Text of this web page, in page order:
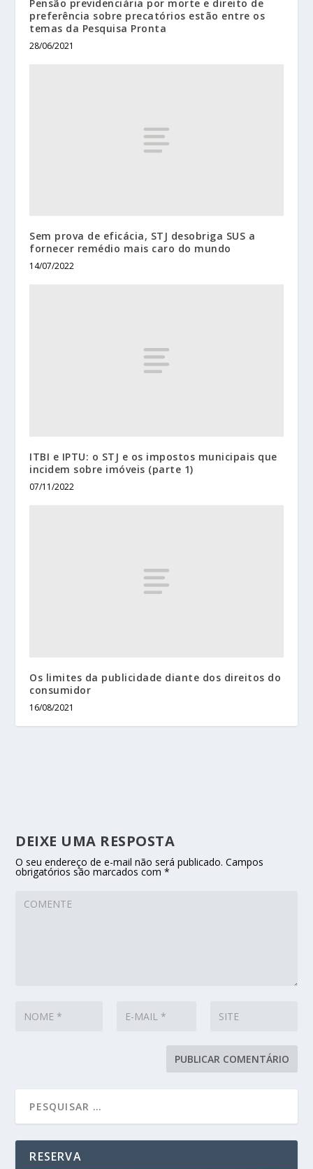
Pensão previdenciária por morte e direito de
preferência sobre precatórios estão entre os
temas da Pesquisa Pronta
28/06/2021
Sem prova de eficácia, STJ desobriga SUS a
fornecer remédio mais caro do mundo
14/07/2022
ITBI e IPTU: o STJ e os impostos municipais que
incidem sobre imóveis (parte 1)
07/11/2022
Os limites da publicidade diante dos direitos do
consumidor
16/08/2021
DEIXE UMA RESPOSTA
O seu endereço de e-mail não será publicado. Campos
obrigatórios são marcados com*
RESERVA